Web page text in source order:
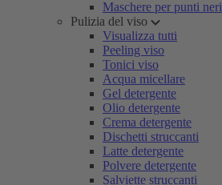
Maschere per punti neri
Pulizia del viso
Visualizza tutti
Peeling viso
Tonici viso
Acqua micellare
Gel detergente
Olio detergente
Crema detergente
Dischetti struccanti
Latte detergente
Polvere detergente
Salviette struccanti